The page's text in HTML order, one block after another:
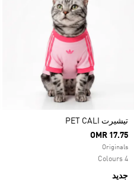
تيشيرت PET CALI
OMR 17.75
Originals
4 Colours
جديد